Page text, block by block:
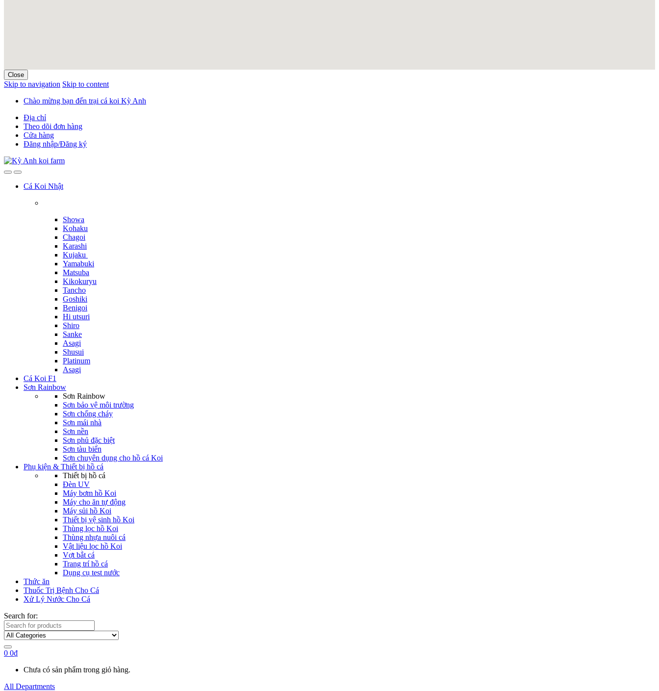
Close
Skip to navigation Skip to content
Chào mừng bạn đến trại cá koi Kỳ Anh
Địa chỉ
Theo dõi đơn hàng
Cửa hàng
Đăng nhập/Đăng ký
Cá Koi Nhật
Showa
Kohaku
Chagoi
Karashi
Kujaku
Yamabuki
Matsuba
Kikokuryu
Tancho
Goshiki
Benigoi
Hi utsuri
Shiro
Sanke
Asagi
Shusui
Platinum
Asagi
Cá Koi F1
Sơn Rainbow
Sơn Rainbow
Sơn bảo vệ môi trường
Sơn chống cháy
Sơn mái nhà
Sơn nền
Sơn phủ đặc biệt
Sơn tàu biển
Sơn chuyên dụng cho hồ cá Koi
Phụ kiện & Thiết bị hồ cá
Thiết bị hồ cá
Đèn UV
Máy bơm hồ Koi
Máy cho ăn tự động
Máy sủi hồ Koi
Thiết bị vệ sinh hồ Koi
Thùng lọc hồ Koi
Thùng nhựa nuôi cá
Vật liệu lọc hồ Koi
Vợt bắt cá
Trang trí hồ cá
Dụng cụ test nước
Thức ăn
Thuốc Trị Bệnh Cho Cá
Xử Lý Nước Cho Cá
Search for:
0 0₫
Chưa có sản phẩm trong giỏ hàng.
All Departments